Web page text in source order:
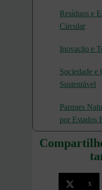
Resíduos e
Circular
Inovação e
Sociedade e
Sustentável
Parques
por Estados
X